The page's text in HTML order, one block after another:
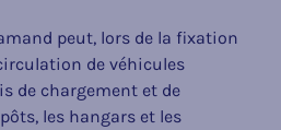
peut, lors de la fixation
de véhicules
de chargement et de
les hangars et les